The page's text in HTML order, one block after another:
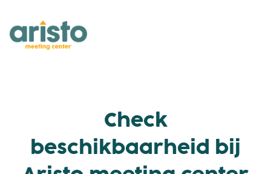
Check
beschikbaarheid bij